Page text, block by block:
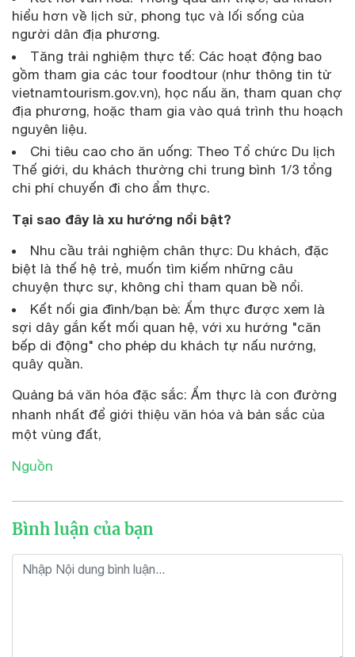
hiểu hơn về lịch sử, phong tục và lối sống của
người dân địa phương.
Tăng trải nghiệm thực tế: Các hoạt động bao
gồm tham gia các tour foodtour (như thông tin từ
vietnamtourism.gov.vn), học nấu ăn, tham quan chợ
địa phương, hoặc tham gia vào quá trình thu hoạch
nguyên liệu.
Chi tiêu cao cho ăn uống: Theo Tổ chức Du lịch
Thế giới, du khách thường chi trung bình 1/3 tổng
chi phí chuyến đi cho ẩm thực.
Tại sao đây là xu hướng nổi bật?
Nhu cầu trải nghiệm chân thực: Du khách, đặc
biệt là thế hệ trẻ, muốn tìm kiếm những câu
chuyện thực sự, không chỉ tham quan bề nổi.
Kết nối gia đình/bạn bè: Ẩm thực được xem là
sợi dây gắn kết mối quan hệ, với xu hướng "căn
bếp di động" cho phép du khách tự nấu nướng,
quây quần.
Quảng bá văn hóa đặc sắc: Ẩm thực là con đường
nhanh nhất để giới thiệu văn hóa và bản sắc của
một vùng đất,
Nguồn
Bình luận của bạn